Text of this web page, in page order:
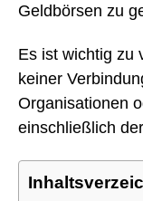
Geldbörsen zu
Es ist wichtig zu
keiner
Organisationen
einschließlich